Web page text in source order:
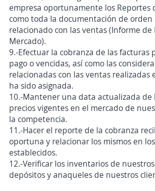
empresa oportunamente los Reportes
como toda la documentación de
relacionado con las ventas (Informe de
Mercado).
9.-Efectuar la cobranza de las facturas
pago o vencidas, así como las
relacionadas con las ventas realizadas
ha sido asignada.
10.-Mantener una data actualizada de
precios vigentes en el mercado de
la competencia.
11.-Hacer el reporte de la cobranza
oportuna y relacionar los mismos en
establecidos.
12.-Verificar los inventarios de
depósitos y anaqueles de nuestros